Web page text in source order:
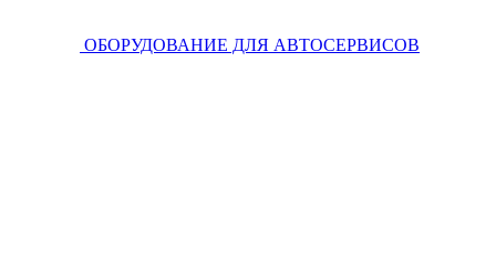
ОБОРУДОВАНИЕ ДЛЯ АВТОСЕРВИСОВ